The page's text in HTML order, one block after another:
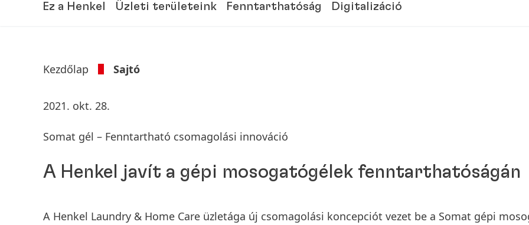
Ez a Henkel Üzleti területeink Fenntarthatóság Digitalizáció
Kezdőlap Sajtó
2021. okt. 28.
Somat gél – Fenntartható csomagolási innováció
A Henkel javít a gépi mosogatógélek fenntarthatóságán
A Henkel Laundry & Home Care üzletága új csomagolási koncepciót vezet be a Somat gépi